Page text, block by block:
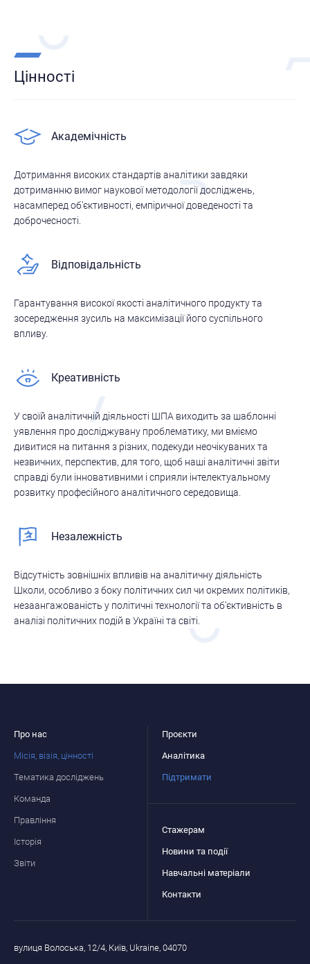
Цінності
Академічність
Дотримання високих стандартів аналітики завдяки
дотриманню вимог наукової методології досліджень,
насамперед об’єктивності, емпіричної доведеності та
доброчесності.
Відповідальність
Гарантування високої якості аналітичного продукту та
зосередження зусиль на максимізації його суспільного
впливу.
Креативність
У своїй аналітичній діяльності ШПА виходить за шаблонні
уявлення про досліджувану проблематику, ми вміємо
дивитися на питання з різних, подекуди неочікуваних та
незвичних, перспектив, для того, щоб наші аналітичні звіти
справді були інновативними і сприяли інтелектуальному
розвитку професійного аналітичного середовища.
Незалежність
Відсутність зовнішніх впливів на аналітичну діяльність
Школи, особливо з боку політичних сил чи окремих політиків,
незаангажованість у політичні технології та об’єктивність в
аналізі політичних подій в Україні та світі.
Про нас
Місія, візія, цінності
Тематика досліджень
Команда
Правління
Історія
Звіти
Проєкти
Аналітика
Підтримати
Стажерам
Новини та події
Навчальні матеріали
Контакти
вулиця Волоська, 12/4, Київ, Ukraine, 04070